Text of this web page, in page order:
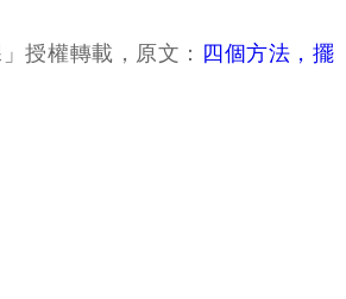
授權轉載，原文： 四個方法，擺